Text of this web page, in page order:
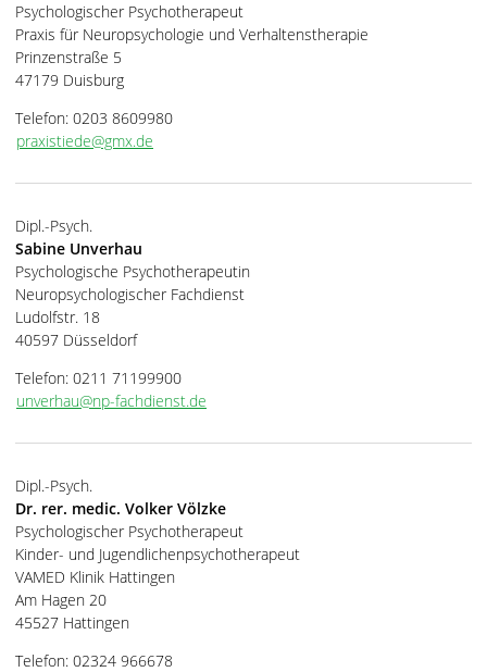
Psychologischer Psychotherapeut
Praxis für Neuropsychologie und Verhaltenstherapie
Prinzenstraße 5
47179 Duisburg
Telefon: 0203 8609980
praxistiede@gmx.de
Dipl.-Psych.
Sabine Unverhau
Psychologische Psychotherapeutin
Neuropsychologischer Fachdienst
Ludolfstr. 18
40597 Düsseldorf
Telefon: 0211 71199900
unverhau@np-fachdienst.de
Dipl.-Psych.
Dr. rer. medic. Volker Völzke
Psychologischer Psychotherapeut
Kinder- und Jugendlichenpsychotherapeut
VAMED Klinik Hattingen
Am Hagen 20
45527 Hattingen
Telefon: 02324 966678